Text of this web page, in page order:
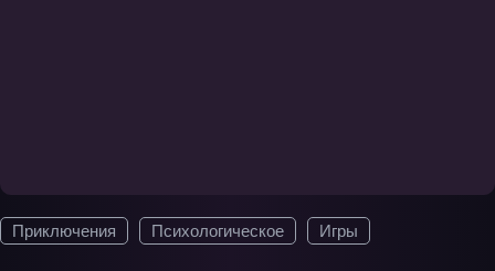
Приключения Психологическое Игры